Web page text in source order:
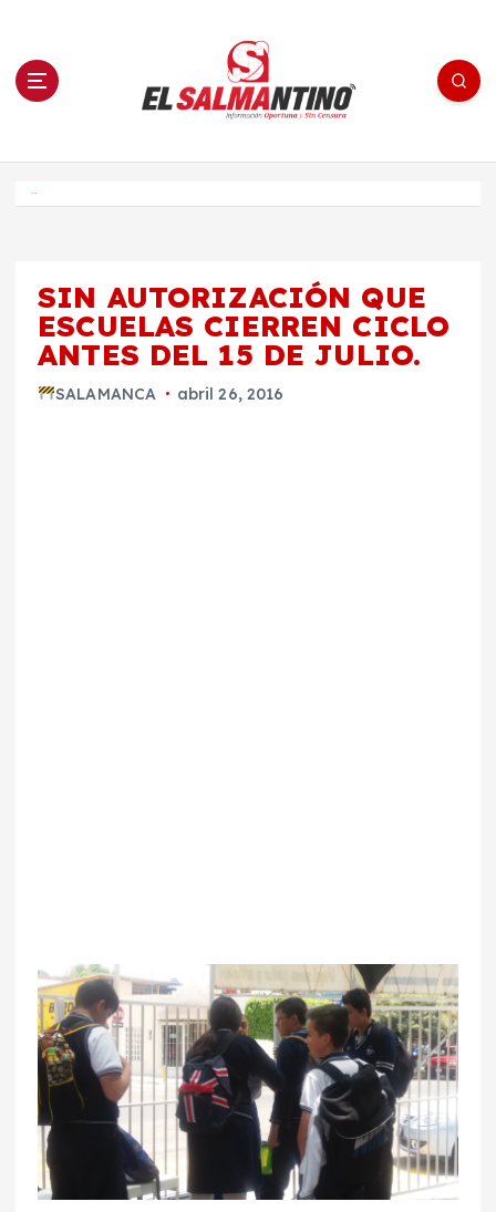
n El Salmantino - medios/noticias/editorial
SIN AUTORIZACIÓN QUE
ESCUELAS CIERREN CICLO
ANTES DEL 15 DE JULIO.
SALAMANCA abril 26, 2016